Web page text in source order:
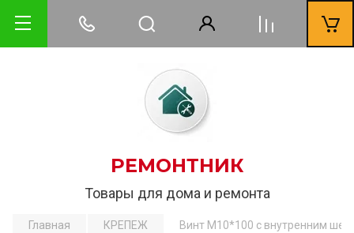
РЕМОНТНИК
Товары для дома и ремонта
Главная КРЕПЕЖ Винт М10*100 с внутренним